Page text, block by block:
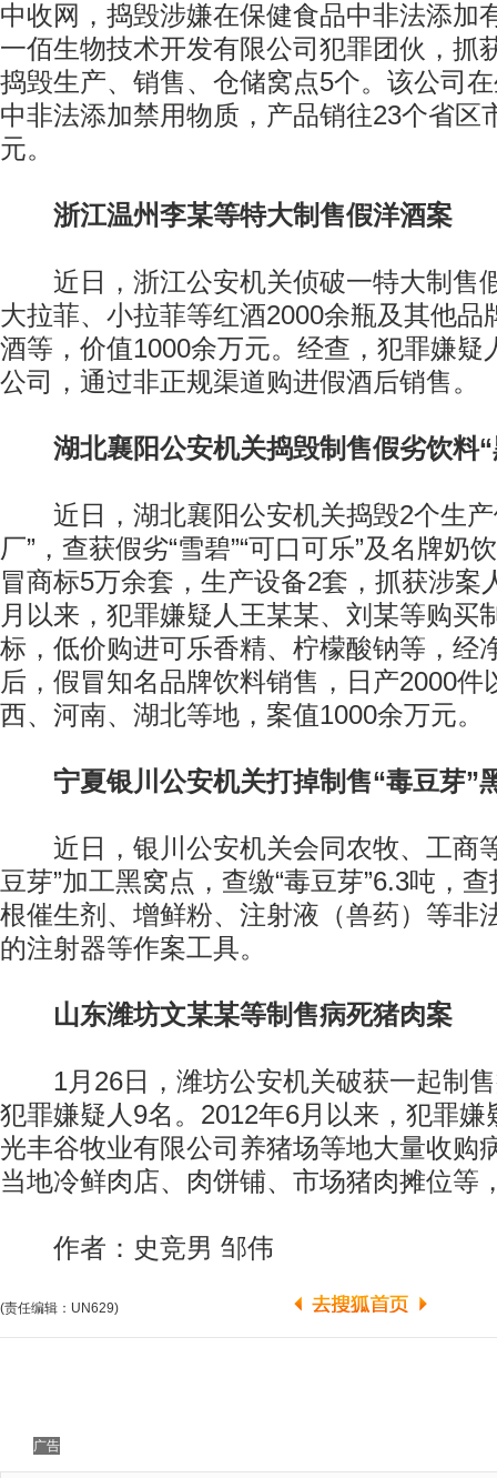
中收网，捣毁涉嫌在保健食品中非法添加
一佰生物技术开发有限公司犯罪团伙，抓
捣毁生产、销售、仓储窝点5个。该公司
中非法添加禁用物质，产品销往23个省区
元。
浙江温州李某等特大制售假洋酒案
近日，浙江公安机关侦破一特大制售
大拉菲、小拉菲等红酒2000余瓶及其他品
酒等，价值1000余万元。经查，犯罪嫌疑
公司，通过非正规渠道购进假酒后销售。
湖北襄阳公安机关捣毁制售假劣饮料
近日，湖北襄阳公安机关捣毁2个生产
厂”，查获假劣“雪碧”“可口可乐”及名牌奶
冒商标5万余套，生产设备2套，抓获涉案
月以来，犯罪嫌疑人王某某、刘某等购买
标，低价购进可乐香精、柠檬酸钠等，经
后，假冒知名品牌饮料销售，日产2000件
西、河南、湖北等地，案值1000余万元。
宁夏银川公安机关打掉制售“毒豆芽”
近日，银川公安机关会同农牧、工商
豆芽”加工黑窝点，查缴“毒豆芽”6.3吨，
根催生剂、增鲜粉、注射液（兽药）等非
的注射器等作案工具。
山东潍坊文某某等制售病死猪肉案
1月26日，潍坊公安机关破获一起制售
犯罪嫌疑人9名。2012年6月以来，犯罪嫌
光丰谷牧业有限公司养猪场等地大量收购
当地冷鲜肉店、肉饼铺、市场猪肉摊位等
作者：史竞男 邹伟
(责任编辑：UN629)
广告